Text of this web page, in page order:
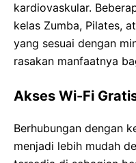
kardiovaskular.
kelas Zumba, Pilates,
yang sesuai dengan
rasakan manfaatnya
Akses Wi-Fi
Berhubungan dengan
menjadi lebih mudah